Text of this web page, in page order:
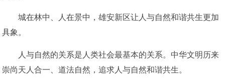
城在林中、人在景中，雄安新区让人与自然和谐共生更加
具象。
人与自然的关系是人类社会最基本的关系。中华文明历来
崇尚天人合一、道法自然，追求人与自然和谐共生。